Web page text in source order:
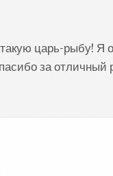
такую царь-рыбу!
за отличный